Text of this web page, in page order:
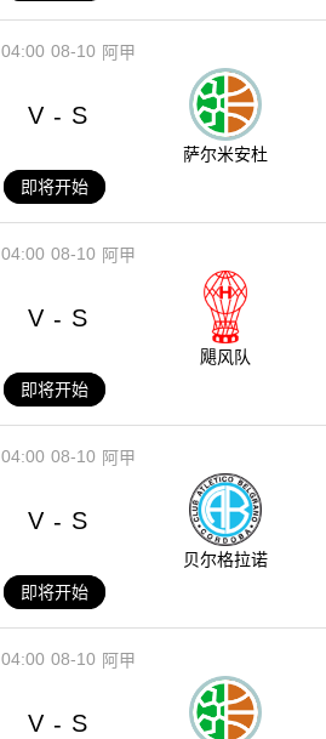
08-10
04:00 阿甲
V - S
萨尔米安杜
即将开始
08-10
04:00 阿甲
V - S
飓风队
即将开始
08-10
04:00 阿甲
V - S
贝尔格拉诺
即将开始
08-10
04:00 阿甲
V - S